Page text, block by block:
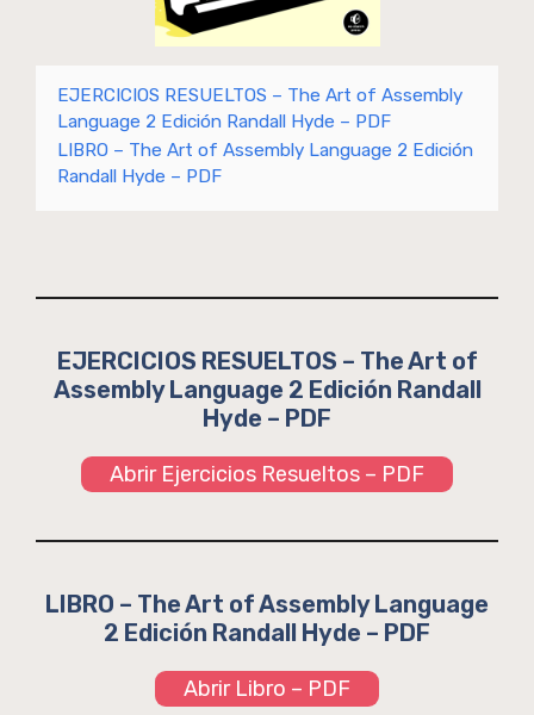
EJERCICIOS RESUELTOS – The Art of Assembly
Language 2 Edición Randall Hyde – PDF
LIBRO – The Art of Assembly Language 2 Edición
Randall Hyde – PDF
EJERCICIOS RESUELTOS – The Art of
Assembly Language 2 Edición Randall
Hyde – PDF
Abrir Ejercicios Resueltos – PDF
LIBRO – The Art of Assembly Language
2 Edición Randall Hyde – PDF
Abrir Libro – PDF